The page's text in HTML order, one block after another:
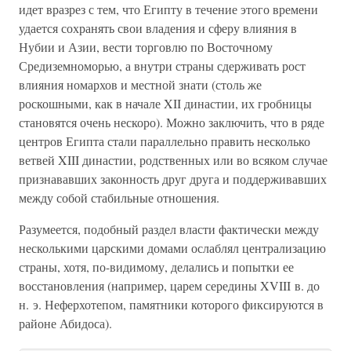
идет вразрез с тем, что Египту в течение этого времени
удается сохранять свои владения и сферу влияния в
Нубии и Азии, вести торговлю по Восточному
Средиземноморью, а внутри страны сдерживать рост
влияния номархов и местной знати (столь же
роскошными, как в начале XII династии, их гробницы
становятся очень нескоро). Можно заключить, что в ряде
центров Египта стали параллельно править несколько
ветвей XIII династии, родственных или во всяком случае
признававших законность друг друга и поддерживавших
между собой стабильные отношения.
Разумеется, подобный раздел власти фактически между
несколькими царскими домами ослаблял централизацию
страны, хотя, по-видимому, делались и попытки ее
восстановления (например, царем середины XVIII в. до
н. э. Неферхотепом, памятники которого фиксируются в
районе Абидоса).